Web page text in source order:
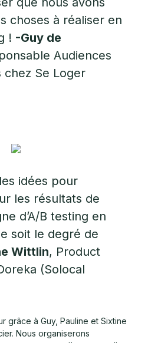
choses à réaliser en
! -Guy de
Audiences
chez Se Loger
idées pour
les résultats de
d’A/B testing en
soit le degré de
Wittlin, Product
(Solocal
grâce à Guy, Pauline et Sixtine
Nous organiserons